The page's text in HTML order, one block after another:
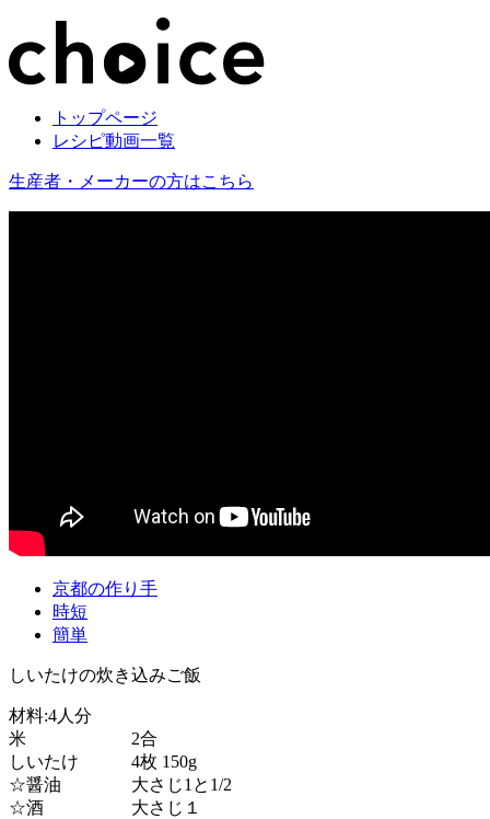
トップページ
レシピ動画一覧
生産者・メーカーの方はこちら
京都の作り手
時短
簡単
しいたけの炊き込みご飯
材料:4人分
米 2合
しいたけ 4枚 150g
☆醤油 大さじ1と1/2
☆酒 大さじ１